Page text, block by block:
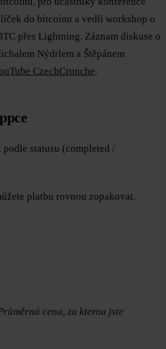
do bitcoinu a vedli workshop o
přes Lightning. Záznam diskuse o
Nýdrlem a Štěpánem
CzechCrunche.
podle statusu (completed /
platbu rovnou zopakovat.
cena, za kterou jste